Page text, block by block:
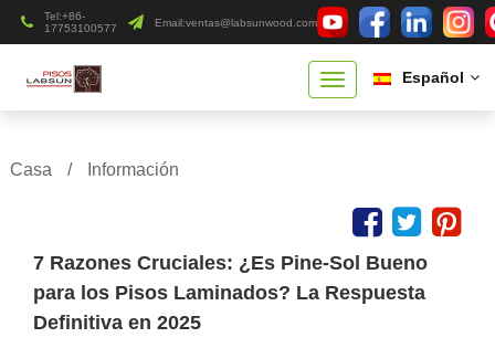
Tel:+86-
17753100577
Email:ventas@labsunwood.com
Español
Casa / Información
7 Razones Cruciales: ¿Es Pine-Sol Bueno
para los Pisos Laminados? La Respuesta
Definitiva en 2025